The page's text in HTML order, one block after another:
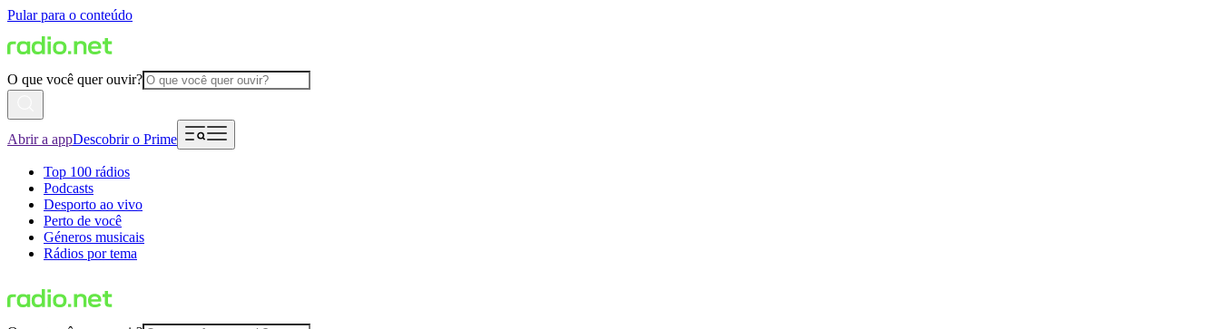
Pular para o conteúdo
O que você quer ouvir?
Abrir a appDescobrir o Prime
Top 100 rádios
Podcasts
Desporto ao vivo
Perto de você
Géneros musicais
Rádios por tema